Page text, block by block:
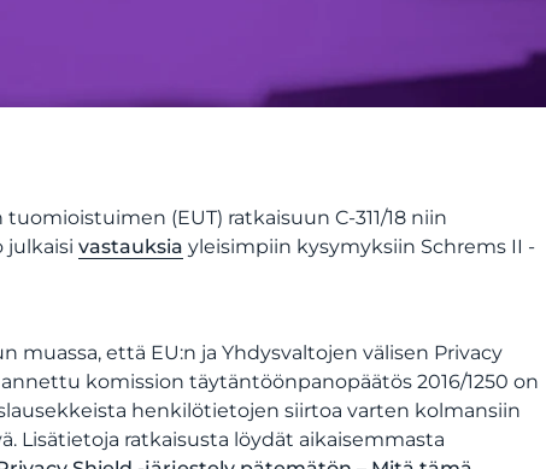
tuomioistuimen (EUT) ratkaisuun C-311/18 niin
julkaisivastauksia yleisimpiin kysymyksiin Schrems II -
muassa, että EU:n ja Yhdysvaltojen välisen Privacy
komission täytäntöönpanopäätös 2016/1250 on
henkilötietojen siirtoa varten kolmansiin
ratkaisusta löydät aikaisemmasta